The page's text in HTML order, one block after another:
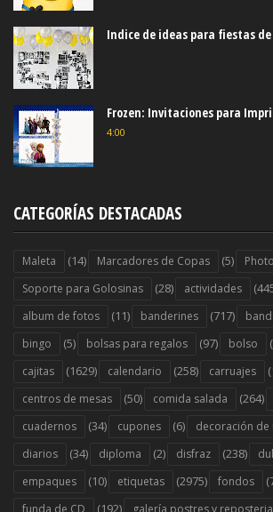
Indice de ideas para fiestas de
Frozen: Invitaciones para
4:00
CATEGORÍAS DESTACADAS
Maleta (14) Marcadores de Copas (5)
Soporte para Golosinas (28) actividades
album de fotos (11) banderines (717)
bingo (5) bolsas para regalos (97) bolso
cajitas (1629) calendario (258) carruajes
centros de mesas (50) comida salada (264)
cuadernos (34) cupones (6) decoración de
diarios (34) diploma (2) disfraz (238)
empaques (10) etiquetas (2975) fondos
funda de CD (192) galería postres y reposteria